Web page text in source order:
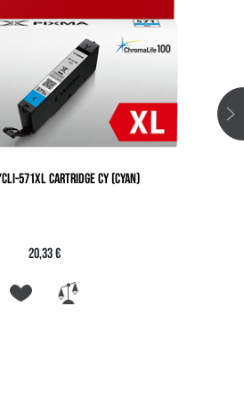
571XL CARTRIDGE CY (CYAN)
20,33 €